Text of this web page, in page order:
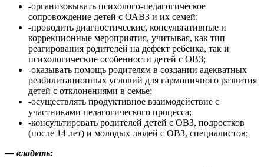
-организовывать психолого-педагогическое
сопровождение детей с ОАВЗ и их семей;
-проводить диагностические, консультативные и
коррекционные мероприятия, учитывая, как тип
реагирования родителей на дефект ребенка, так и
психологические особенности детей с ОВЗ;
-оказывать помощь родителям в создании адекватных
реабилитационных условий для гармоничного развития
детей с отклонениями в семье;
-осуществлять продуктивное взаимодействие с
участниками педагогического процесса;
-консультировать родителей детей с ОВЗ, подростков
(после 14 лет) и молодых людей с ОВЗ, специалистов;
— владеть: